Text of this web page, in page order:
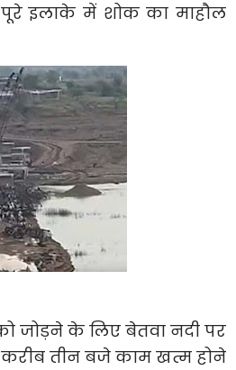
इलाके में शोक का माहौल
जोड़ने के लिए बेतवा नदी पर
करीब तीन बजे काम खत्म होने